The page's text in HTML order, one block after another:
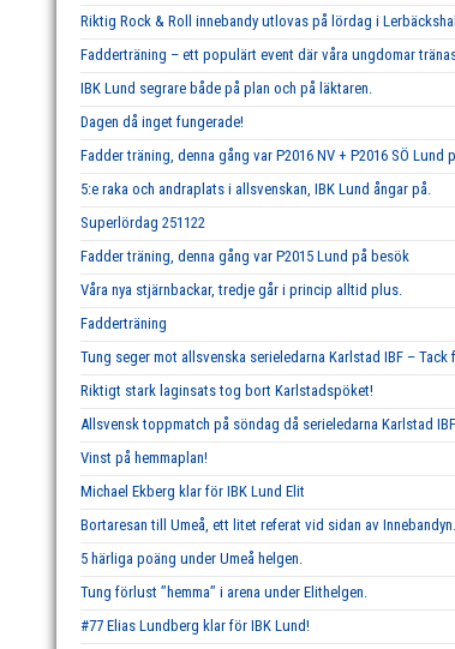
Riktig Rock & Roll innebandy utlovas på lördag i
Fadderträning – ett populärt event där våra ungdomar
IBK Lund segrare både på plan och på läktaren.
Dagen då inget fungerade!
Fadder träning, denna gång var P2016 NV + P2016 SÖ Lund
5:e raka och andraplats i allsvenskan, IBK Lund ångar på.
Superlördag 251122
Fadder träning, denna gång var P2015 Lund på besök
Våra nya stjärnbackar, tredje går i princip alltid plus.
Fadderträning
Tung seger mot allsvenska serieledarna Karlstad IBF –
Riktigt stark laginsats tog bort Karlstadspöket!
Allsvensk toppmatch på söndag då serieledarna Karlstad
Vinst på hemmaplan!
Michael Ekberg klar för IBK Lund Elit
Bortaresan till Umeå, ett litet referat vid sidan av Innebandyn.
5 härliga poäng under Umeå helgen.
Tung förlust ’’hemma’’ i arena under Elithelgen.
#77 Elias Lundberg klar för IBK Lund!